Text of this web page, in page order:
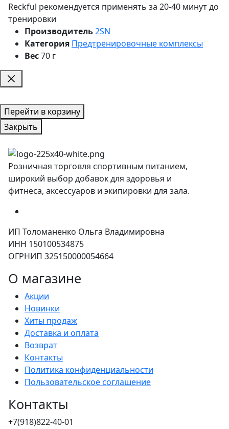
Reckful рекомендуется применять за 20-40 минут до
тренировки
Производитель2SN
Категория Предтренировочные комплексы
Вес70 г
Перейти в корзину
Закрыть
Розничная торговля спортивным питанием,
широкий выбор добавок для здоровья и
фитнеса, аксессуаров и экипировки для зала.
ИП Толоманенко Ольга Владимировна
ИНН 150100534875
ОГРНИП 325150000054664
О магазине
Акции
Новинки
Хиты продаж
Доставка и оплата
Возврат
Контакты
Политика конфиденциальности
Пользовательское соглашение
Контакты
+7(918)822-40-01